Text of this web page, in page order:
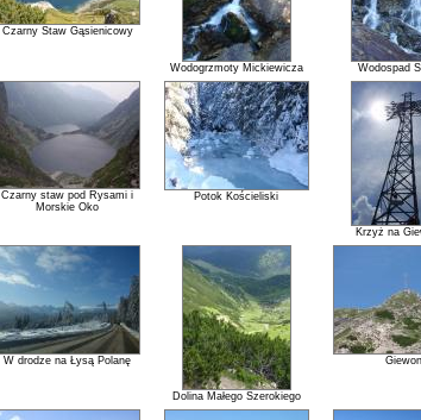
Czarny Staw Gąsienicowy
Wodogrzmoty Mickiewicza Wodospad
Czarny staw pod Rysami i
Morskie Oko
Potok Kościeliski
Krzyż na
W drodze na Łysą Polanę
Dolina Małego Szerokiego